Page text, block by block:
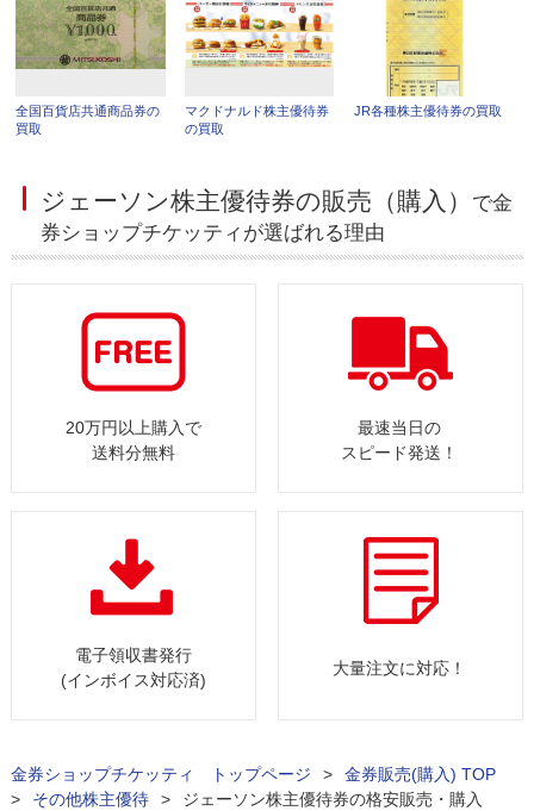
全国百貨店共通商品券の
買取
マクドナルド株主優待券
の買取
JR各種株主優待券の買取
ジェーソン株主優待券の販売（購入）
で金
券ショップチケッティが選ばれる理由
20万円以上購入で
送料分無料
最速当日の
スピード発送！
電子領収書発行
(インボイス対応済)
大量注文に対応！
金券ショップチケッティ トップページ >
金券販売(購入) TOP
>
その他株主優待 >
ジェーソン株主優待券の格安販売・購入